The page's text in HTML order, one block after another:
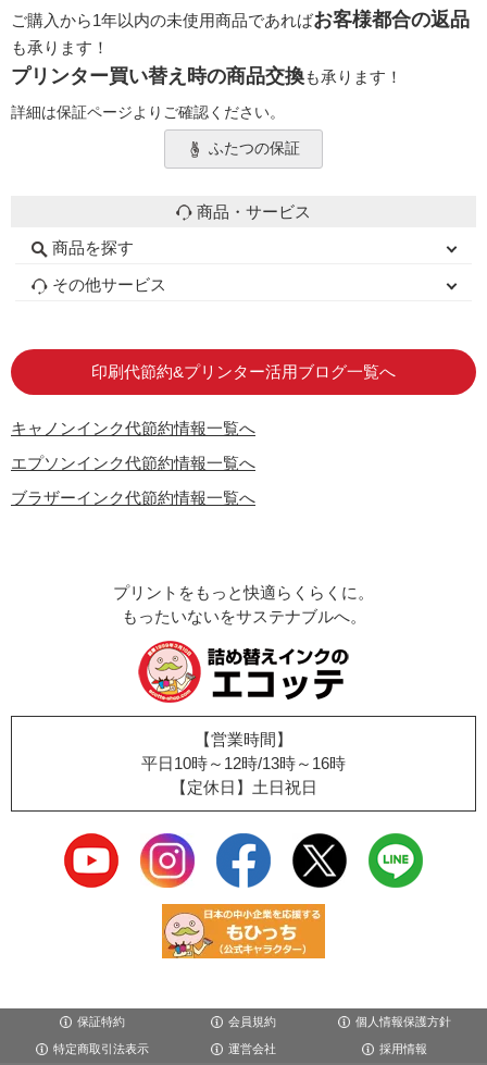
ご購入から1年以内の未使用商品であればお客様都合の返品
も承ります！
プリンター買い替え時の商品交換も承ります！
詳細は保証ページよりご確認ください。
ふたつの保証
商品・サービス
商品を探す
初心者用セット
キャノンインク
エプソンインク
ブラザーインク
詰め替えインク
互換インクボトル
互換インクカートリッジ
再生インクカートリッジ
トナーカートリッジ
その他サービス
印刷代節約&プリンター活用ブログ一覧へ
キャノンインク代節約情報一覧へ
エプソンインク代節約情報一覧へ
ブラザーインク代節約情報一覧へ
プリントをもっと快適らくらくに。
もったいないをサステナブルへ。
【営業時間】
平日10時～12時/13時～16時
【定休日】土日祝日
保証特約 会員規約 個人情報保護方針
特定商取引法表示 運営会社 採用情報